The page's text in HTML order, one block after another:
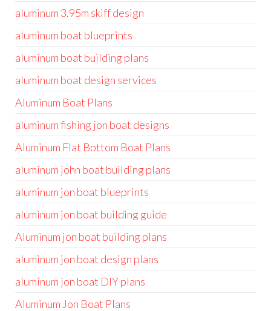
aluminum 3.95m skiff design
aluminum boat blueprints
aluminum boat building plans
aluminum boat design services
Aluminum Boat Plans
aluminum fishing jon boat designs
Aluminum Flat Bottom Boat Plans
aluminum john boat building plans
aluminum jon boat blueprints
aluminum jon boat building guide
Aluminum jon boat building plans
aluminum jon boat design plans
aluminum jon boat DIY plans
Aluminum Jon Boat Plans